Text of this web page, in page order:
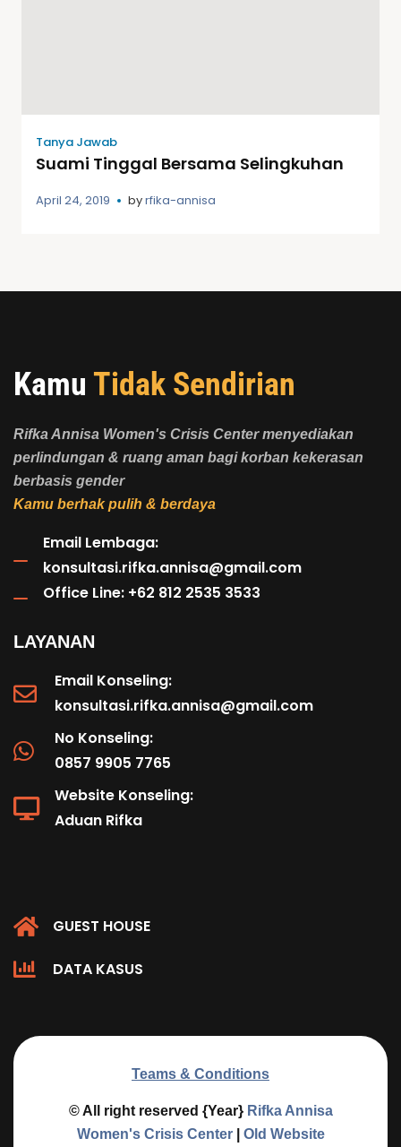
Tanya Jawab
Suami Tinggal Bersama Selingkuhan
April 24, 2019 byrfika-annisa
Kamu Tidak Sendirian
Rifka Annisa Women's Crisis Center menyediakan
perlindungan & ruang aman bagi korban kekerasan
berbasis gender
Kamu berhak pulih & berdaya
Email Lembaga:
konsultasi.rifka.annisa@gmail.com
Office Line: +62 812 2535 3533
LAYANAN
Email Konseling:
konsultasi.rifka.annisa@gmail.com
No Konseling:
0857 9905 7765
Website Konseling:
Aduan Rifka
GUEST HOUSE
DATA KASUS
Teams & Conditions
© All right reserved {Year} Rifka Annisa
Women's Crisis Center| Old Website